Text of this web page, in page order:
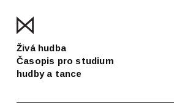
Živá hudba
Časopis pro studium
hudby a tance